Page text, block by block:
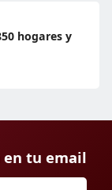
hogares y
en tu email